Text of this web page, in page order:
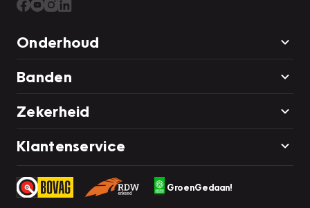
Onderhoud
Banden
Zekerheid
Klantenservice
GroenGedaan!